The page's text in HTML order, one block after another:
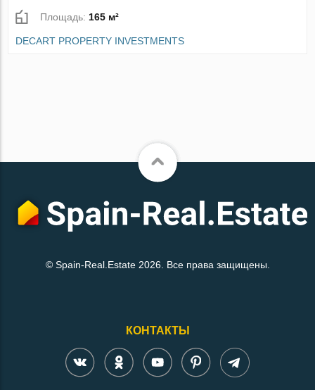
Площадь: 165 м²
DECART PROPERTY INVESTMENTS
© Spain-Real.Estate 2026. Все права защищены.
КОНТАКТЫ